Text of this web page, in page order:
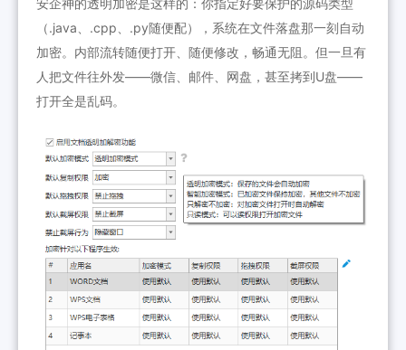
安企神的透明加密是这样的：你指定好要保护的源码类型
（.java、.cpp、.py随便配），系统在文件落盘那一刻自动
加密。内部流转随便打开、随便修改，畅通无阻。但一旦有
人把文件往外发——微信、邮件、网盘，甚至拷到U盘——
打开全是乱码。